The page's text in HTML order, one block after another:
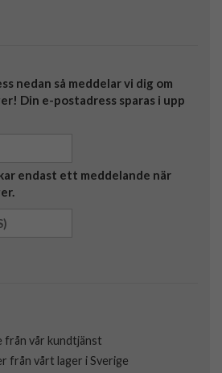
nedan så meddelar vi dig om
Din e-postadress sparas i upp
endast ett meddelande när
från vår kundtjänst
från vårt lager i Sverige